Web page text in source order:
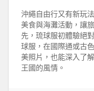
沖繩自由行又有新玩
美食與海灘活動，讓
先，琉球服初體驗絕
球服，在國際通或古
美照片，也能深入了
王國的風情。